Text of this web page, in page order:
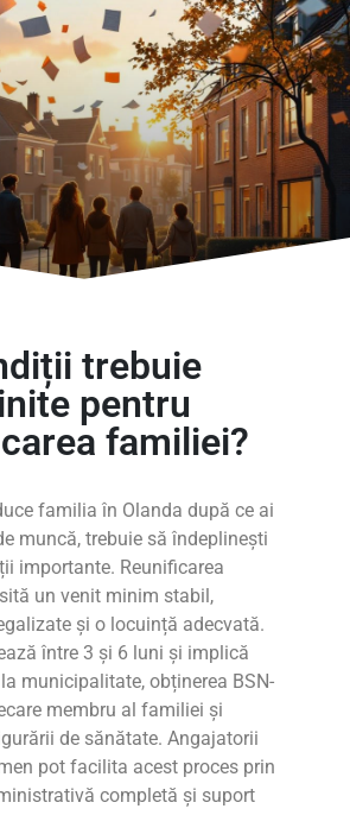
trebuie
pentru
familiei?
familia în Olanda după ce ai
muncă, trebuie să îndeplinești
importante. Reunificarea
un venit minim stabil,
și o locuință adecvată.
între 3 și 6 luni și implică
municipalitate, obținerea BSN-
membru al familiei și
de sănătate. Angajatorii
pot facilita acest proces prin
completă și suport